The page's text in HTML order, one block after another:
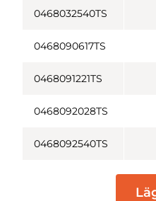
0468032540TS
0468090617TS
0468091221TS
0468092028TS
0468092540TS